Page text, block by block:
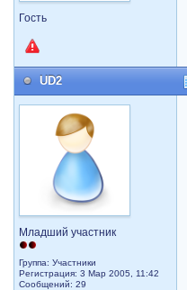
Гость
UD2
Младший участник
Группа: Участники
Регистрация: 3 Мар 2005, 11:42
Сообщений: 29